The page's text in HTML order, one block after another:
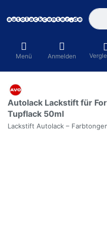
Menü Anmelden
Autolack Lackstift für
Tupflack 50ml
Lackstift Autolack –